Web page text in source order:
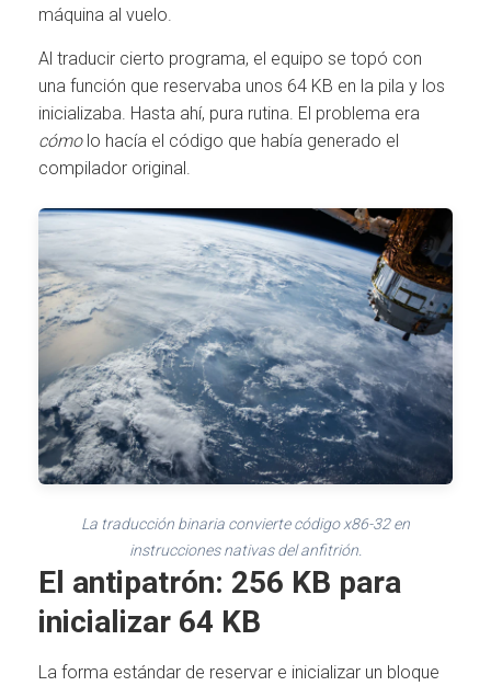
máquina al vuelo.
Al traducir cierto programa, el equipo se topó con
una función que reservaba unos 64 KB en la pila y los
inicializaba. Hasta ahí, pura rutina. El problema era
cómolo hacía el código que había generado el
compilador original.
La traducción binaria convierte código x86-32 en
instrucciones nativas del anfitrión.
El antipatrón: 256 KB para
inicializar 64 KB
La forma estándar de reservar e inicializar un bloque